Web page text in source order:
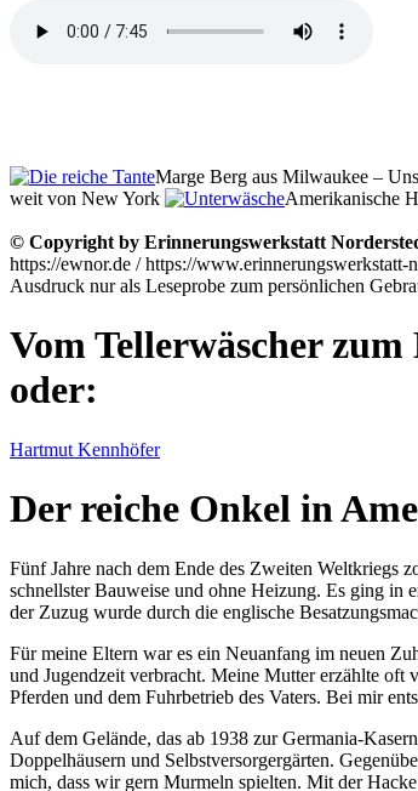
Marge Berg aus Milwaukee –
weit von New York
Amerikanische
© Copyright by Erinnerungswerkstatt
https://ewnor.de / https://www.erinnerungswerkstatt-
Ausdruck nur als Leseprobe zum persönlichen
Vom Tellerwäscher
oder:
Hartmut Kennhöfer
Der reiche Onkel in
Fünf Jahre nach dem Ende des Zweiten Weltkriegs
schnellster Bauweise und ohne Heizung. Es ging in
der Zuzug wurde durch die englische
Für meine Eltern war es ein Neuanfang im neuen
und Jugendzeit verbracht. Meine Mutter erzählte oft
Pferden und dem Fuhrbetrieb des Vaters. Bei mir
Auf dem Gelände, das ab 1938 zur Germania-
Doppelhäusern und Selbstversorgergärten.
mich, dass wir gern Murmeln spielten. Mit der